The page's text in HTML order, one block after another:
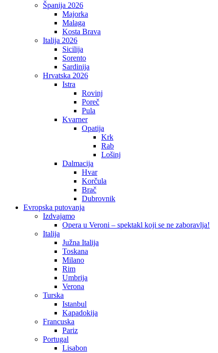
Španija 2026
Majorka
Malaga
Kosta Brava
Italija 2026
Sicilija
Sorento
Sardinija
Hrvatska 2026
Istra
Rovinj
Poreč
Pula
Kvarner
Opatija
Krk
Rab
Lošinj
Dalmacija
Hvar
Korčula
Brač
Dubrovnik
Evropska putovanja
Izdvajamo
Opera u Veroni – spektakl koji se ne zaboravlja!
Italija
Južna Italija
Toskana
Milano
Rim
Umbrija
Verona
Turska
Istanbul
Kapadokija
Francuska
Pariz
Portugal
Lisabon